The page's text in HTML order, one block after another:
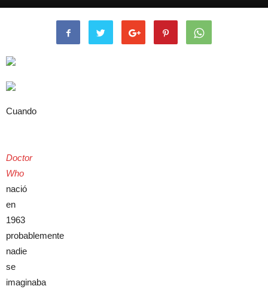
Cuando
Doctor
Who
nació
en
1963
probablemente
nadie
se
imaginaba